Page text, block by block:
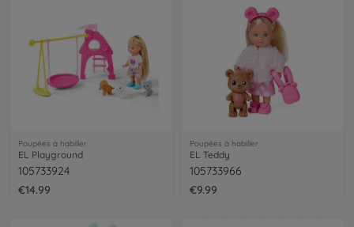
Poupées à habiller
EL Playground
105733924
€14.99
Poupées à habiller
EL Teddy
105733966
€9.99